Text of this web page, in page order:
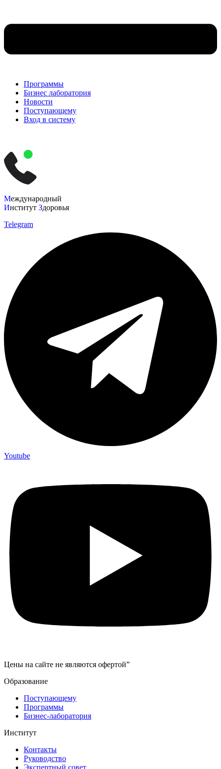
Программы
Бизнес лаборатория
Новости
Поступающему
Вход в систему
Международный
Институт Здоровья
Telegram
Youtube
Цены на сайте не являются офертой”
Образование
Поступающему
Программы
Бизнес-лаборатория
Институт
Контакты
Руководство
Экспертный совет